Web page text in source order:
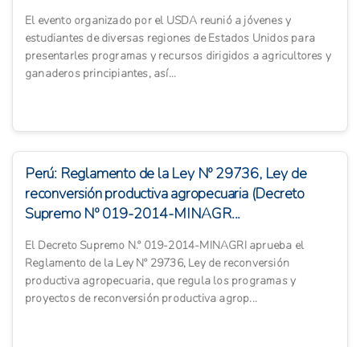
El evento organizado por el USDA reunió a jóvenes y
estudiantes de diversas regiones de Estados Unidos para
presentarles programas y recursos dirigidos a agricultores y
ganaderos principiantes, así...
Perú: Reglamento de la Ley Nº 29736, Ley de
reconversión productiva agropecuaria (Decreto
Supremo Nº 019-2014-MINAGR...
El Decreto Supremo N.º 019-2014-MINAGRI aprueba el
Reglamento de la Ley Nº 29736, Ley de reconversión
productiva agropecuaria, que regula los programas y
proyectos de reconversión productiva agrop...